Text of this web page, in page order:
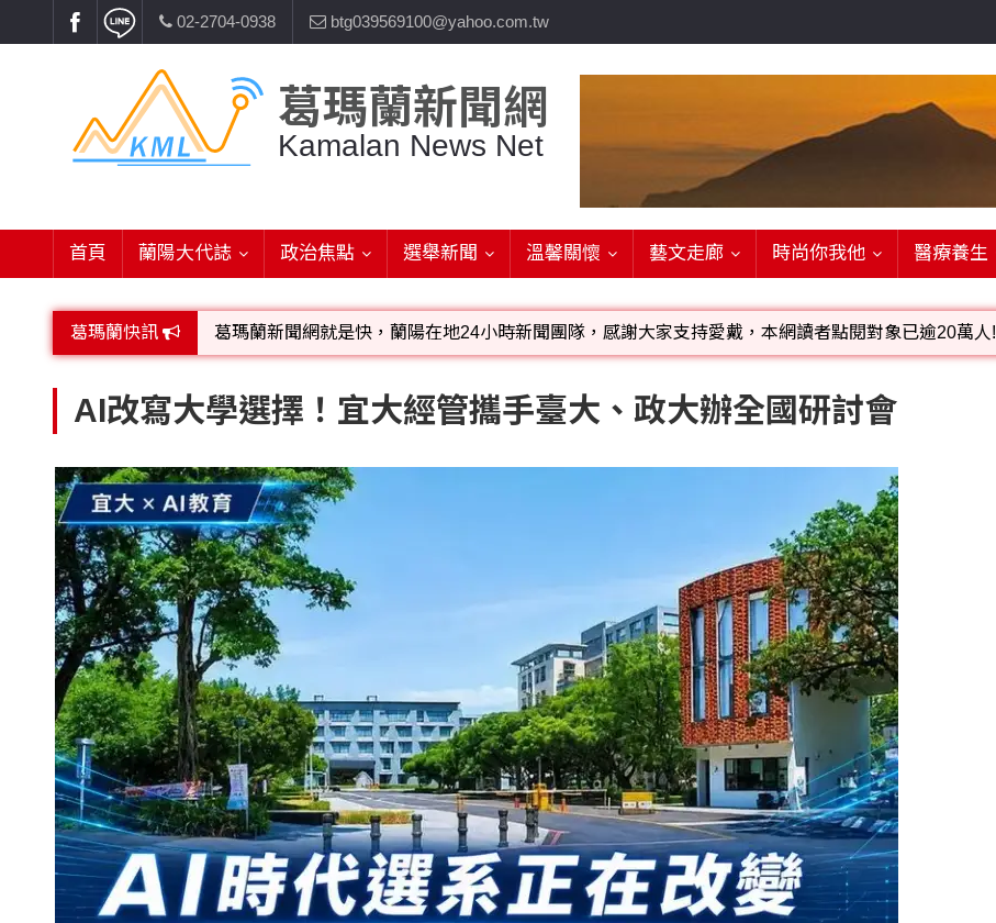
02-2704-0938 btg039569100@yahoo.com.tw
葛瑪蘭新聞網
Kamalan News Net
首頁 蘭陽大代誌 政治焦點 選舉新聞 溫馨關懷 藝文走廊 時尚你我他 醫療養生
葛瑪蘭快訊 葛瑪蘭新聞網就是快，蘭陽在地24小時新聞團隊，感謝大家支持愛戴，本網讀者點閱對象已逾20萬人!
AI改寫大學選擇！宜大經管攜手臺大、政大辦全國研討會